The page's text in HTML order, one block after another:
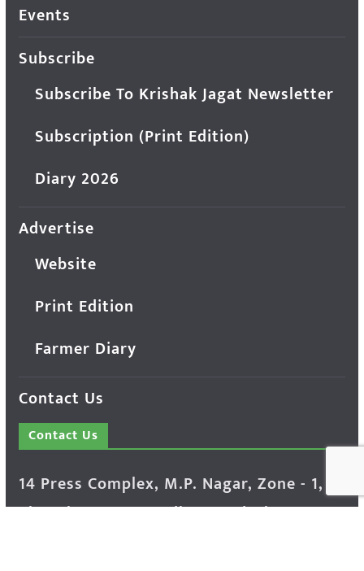
Events
Subscribe
Subscribe To Krishak Jagat Newsletter
Subscription (Print Edition)
Diary 2026
Advertise
Website
Print Edition
Farmer Diary
Contact Us
Contact Us
14 Press Complex, M.P. Nagar, Zone - 1,
Bhopal - 462011 Madhya Pradesh INDIA ---